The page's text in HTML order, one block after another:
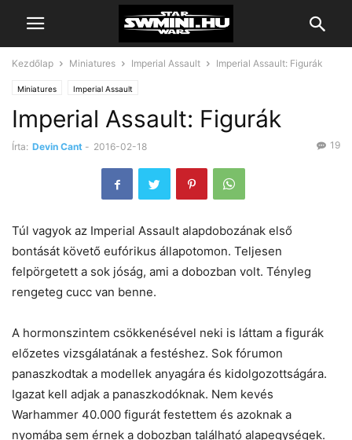
Kezdőlap Miniatures Imperial Assault Imperial Assault: Figurák
Miniatures Imperial Assault
Imperial Assault: Figurák
Írta: Devin Cant - 2016-02-18 19
Túl vagyok az Imperial Assault alapdobozának első
bontását követő eufórikus állapotomon. Teljesen
felpörgetett a sok jóság, ami a dobozban volt. Tényleg
rengeteg cucc van benne.
A hormonszintem csökkenésével neki is láttam a figurák
előzetes vizsgálatának a festéshez. Sok fórumon
panaszkodtak a modellek anyagára és kidolgozottságára.
Igazat kell adjak a panaszkodóknak. Nem kevés
Warhammer 40.000 figurát festettem és azoknak a
nyomába sem érnek a dobozban található alapegységek.